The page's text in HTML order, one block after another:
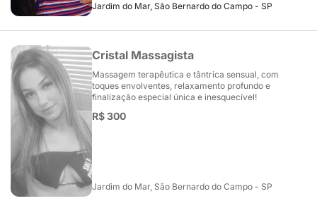
Jardim do Mar, São Bernardo do Campo - SP
Cristal Massagista
Massagem terapêutica e tântrica sensual, com
toques envolventes, relaxamento profundo e
finalização especial única e inesquecível!
R$ 300
Jardim do Mar, São Bernardo do Campo - SP